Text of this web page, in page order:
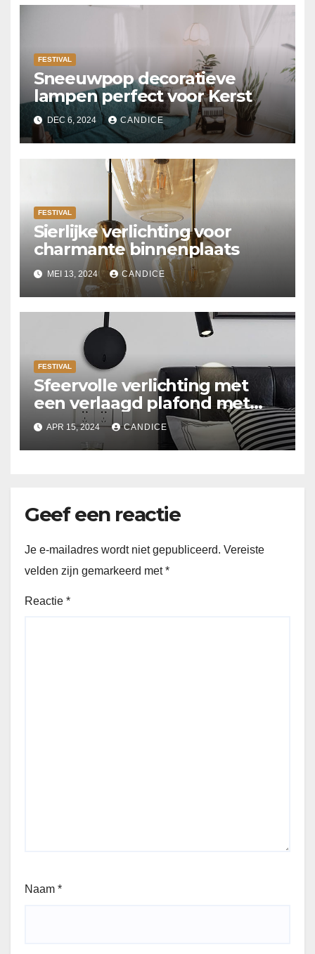
FESTIVAL
Sneeuwpop decoratieve
lampen perfect voor Kerst
DEC 6, 2024 CANDICE
FESTIVAL
Sierlijke verlichting voor
charmante binnenplaats
MEI 13, 2024 CANDICE
FESTIVAL
Sfeervolle verlichting met
een verlaagd plafond met
Suspended ceiling light.
APR 15, 2024 CANDICE
Geef een reactie
Je e-mailadres wordt niet gepubliceerd. Vereiste
velden zijn gemarkeerd met*
Reactie *
Naam *